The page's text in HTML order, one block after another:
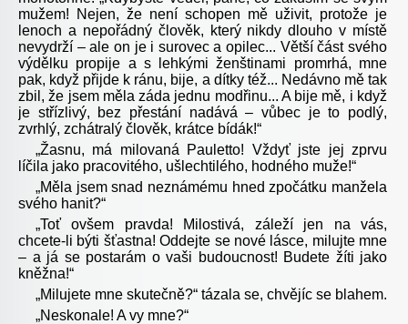
mužem! Nejen, že není schopen mě uživit, protože je
lenoch a nepořádný člověk, který nikdy dlouho v místě
nevydrží – ale on je i surovec a opilec... Větší část svého
výdělku propije a s lehkými ženštinami promrhá, mne
pak, když přijde k ránu, bije, a dítky též... Nedávno mě tak
zbil, že jsem měla záda jednu modřinu... A bije mě, i když
je střízlivý, bez přestání nadává – vůbec je to podlý,
zvrhlý, zchátralý člověk, krátce bídák!“
„Žasnu, má milovaná Pauletto! Vždyť jste jej zprvu
líčila jako pracovitého, ušlechtilého, hodného muže!“
„Měla jsem snad neznámému hned zpočátku manžela
svého hanit?“
„Toť ovšem pravda! Milostivá, záleží jen na vás,
chcete-li býti šťastna! Oddejte se nové lásce, milujte mne
– a já se postarám o vaši budoucnost! Budete žíti jako
kněžna!“
„Milujete mne skutečně?“ tázala se, chvějíc se blahem.
„Neskonale! A vy mne?“